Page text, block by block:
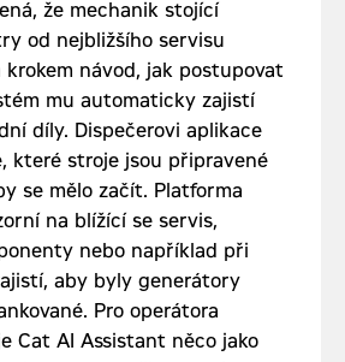
že mechanik stojící
od nejbližšího servisu
krokem návod, jak postupovat
mu automaticky zajistí
díly. Dispečerovi aplikace
které stroje jsou připravené
se mělo začít. Platforma
na blížící se servis,
nebo například při
aby byly generátory
Pro operátora
Cat AI Assistant něco jako